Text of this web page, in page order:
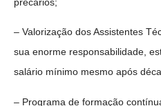
– Valorização dos Assistentes
sua enorme responsabilidade,
salário mínimo mesmo após
– Programa de formação